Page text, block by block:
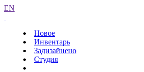
EN
Новое
Инвентарь
Задизайнено
Студия